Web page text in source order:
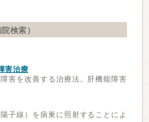
検索）
害治療
害を改善する治療法。肝機能障害
子線）を病巣に照射することによ